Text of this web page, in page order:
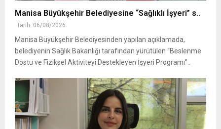
Manisa Büyükşehir Belediyesine “Sağlıklı İşyeri” s..
Tarih: 06/08/2026
Manisa Büyükşehir Belediyesinden yapılan açıklamada,
belediyenin Sağlık Bakanlığı tarafından yürütülen “Beslenme
Dostu ve Fiziksel Aktiviteyi Destekleyen İşyeri Programı”..